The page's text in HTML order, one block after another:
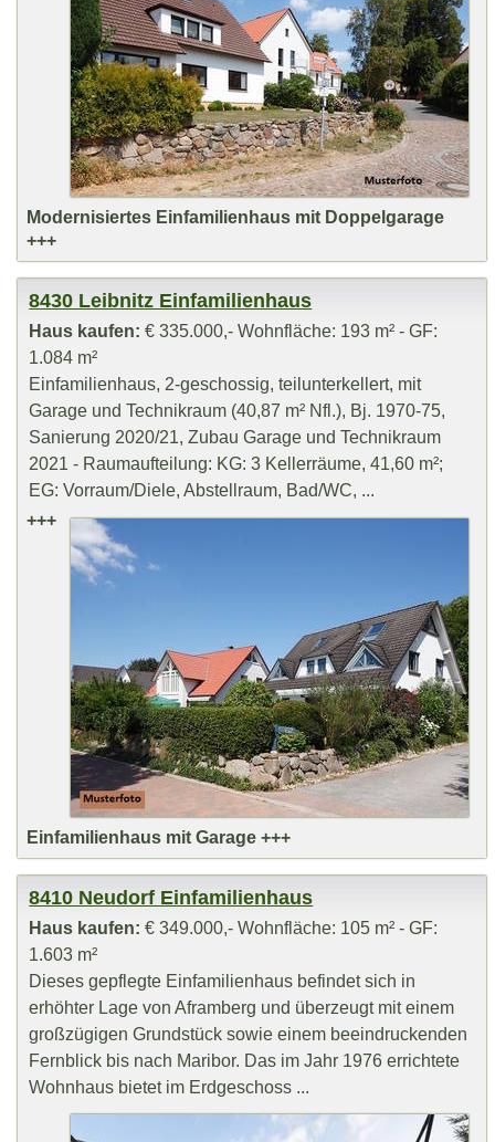
Modernisiertes Einfamilienhaus mit Doppelgarage
+++
8430 Leibnitz Einfamilienhaus
Haus kaufen: € 335.000,- Wohnfläche: 193 m² - GF:
1.084 m²
Einfamilienhaus, 2-geschossig, teilunterkellert, mit
Garage und Technikraum (40,87 m² Nfl.), Bj. 1970-75,
Sanierung 2020/21, Zubau Garage und Technikraum
2021 - Raumaufteilung: KG: 3 Kellerräume, 41,60 m²;
EG: Vorraum/Diele, Abstellraum, Bad/WC, ...
+++
Einfamilienhaus mit Garage +++
8410 Neudorf Einfamilienhaus
Haus kaufen: € 349.000,- Wohnfläche: 105 m² - GF:
1.603 m²
Dieses gepflegte Einfamilienhaus befindet sich in
erhöhter Lage von Aframberg und überzeugt mit einem
großzügigen Grundstück sowie einem beeindruckenden
Fernblick bis nach Maribor. Das im Jahr 1976 errichtete
Wohnhaus bietet im Erdgeschoss ...